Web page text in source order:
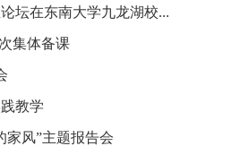
坛在东南大学九龙湖校...
集体备课
教学
风”主题报告会